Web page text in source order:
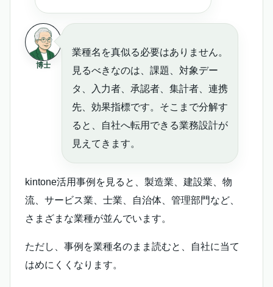
博士
業種名を真似る必要はありません。
見るべきなのは、課題、対象デー
タ、入力者、承認者、集計者、連携
先、効果指標です。そこまで分解す
ると、自社へ転用できる業務設計が
見えてきます。
kintone活用事例を見ると、製造業、建設業、物
流、サービス業、士業、自治体、管理部門など、
さまざまな業種が並んでいます。
ただし、事例を業種名のまま読むと、自社に当て
はめにくくなります。